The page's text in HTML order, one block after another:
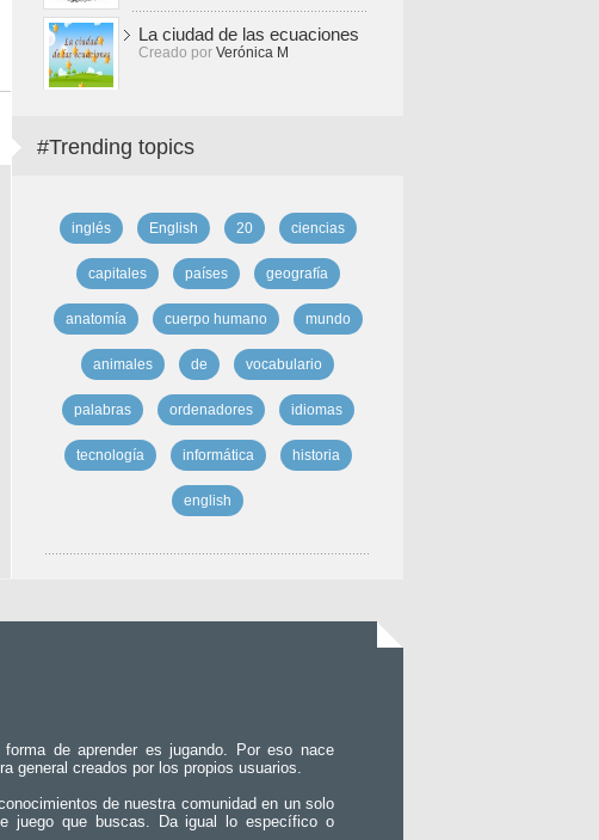
La ciudad de las ecuaciones
Creado por Verónica M
#Trending topics
inglés English 20 ciencias
capitales países geografía
anatomía cuerpo humano mundo
animales de vocabulario
palabras ordenadores idiomas
tecnología informática historia
english
de aprender es jugando. Por eso nace
general creados por los propios usuarios.
de nuestra comunidad en un solo
juego que buscas. Da igual lo específico o